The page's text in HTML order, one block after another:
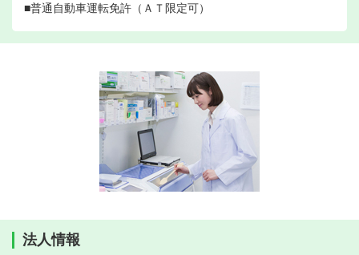
■普通自動車運転免許（ＡＴ限定可）
法人情報